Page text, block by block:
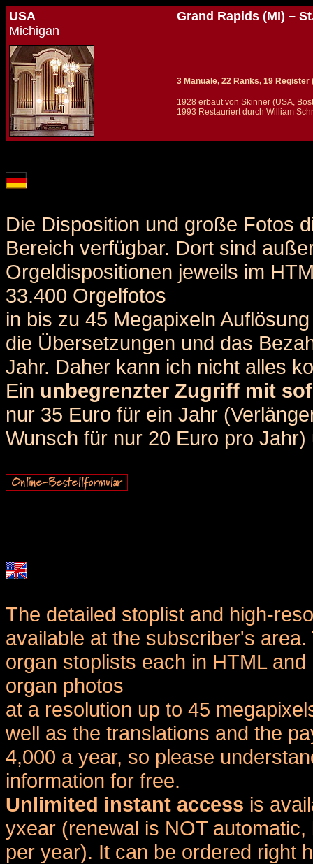
USA
Michigan
Grand Rapids (MI) –
3 Manuale, 22 Ranks, 19 Register
1928 erbaut von Skinner (USA,
1993 Restauriert durch William
Die Disposition und große Fotos
Bereich verfügbar. Dort sind
Orgeldispositionen jeweils im
33.400 Orgelfotos
in bis zu 45 Megapixeln
die Übersetzungen und das
Jahr. Daher kann ich nicht alles
Ein unbegrenzter Zugriff mit
nur 35 Euro für ein Jahr
Wunsch für nur 20 Euro pro
The detailed stoplist and high-
available at the subscriber's
organ stoplists each in HTML
organ photos
at a resolution up to 45
well as the translations and the
4,000 a year, so please
information for free.
Unlimited instant access is
yxear (renewal is NOT
per year). It can be ordered right